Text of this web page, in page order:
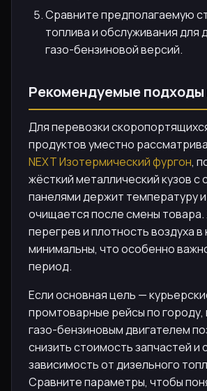
Сравните предполагаемую
топлива и обслуживания для
газо-бензиновой версий.
Рекомендуемые подходы
Для перевозки
продуктов уместно
NEXT Изотермический фургон,
жёсткий металлический кузов с
панелями держит температуру и
очищается после смены
перегрев и плотность воздуха в
минимальны, что особенно
период.
Если основная цель —
промтоварные рейсы по городу,
газо-бензиновым двигателем
снизить стоимость запчастей и
зависимость от дизельного
Сравните параметры, чтобы